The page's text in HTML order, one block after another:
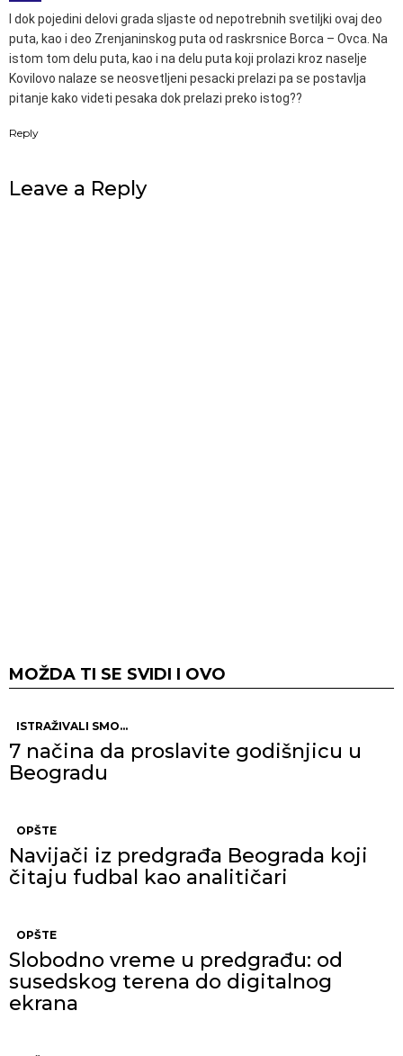
I dok pojedini delovi grada sljaste od nepotrebnih svetiljki ovaj deo
puta, kao i deo Zrenjaninskog puta od raskrsnice Borca – Ovca. Na
istom tom delu puta, kao i na delu puta koji prolazi kroz naselje
Kovilovo nalaze se neosvetljeni pesacki prelazi pa se postavlja
pitanje kako videti pesaka dok prelazi preko istog??
Reply
Leave a Reply
MOŽDA TI SE SVIDI I OVO
ISTRAŽIVALI SMO...
7 načina da proslavite godišnjicu u
Beogradu
OPŠTE
Navijači iz predgrađa Beograda koji
čitaju fudbal kao analitičari
OPŠTE
Slobodno vreme u predgrađu: od
susedskog terena do digitalnog
ekrana